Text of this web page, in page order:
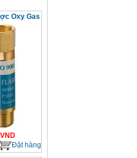
Oxy Gas
VND
Đặt hàng